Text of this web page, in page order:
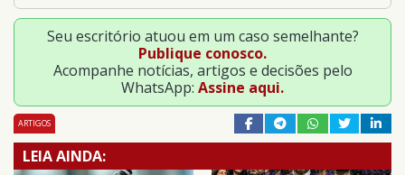
Seu escritório atuou em um caso semelhante?
Publique conosco.
Acompanhe notícias, artigos e decisões pelo
WhatsApp: Assine aqui.
ARTIGOS
LEIA AINDA: